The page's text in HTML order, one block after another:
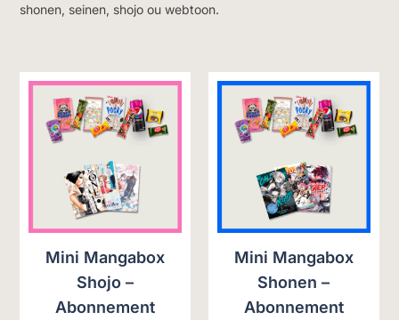
shonen, seinen, shojo ou webtoon.
Mini Mangabox
Shojo –
Abonnement
Mini Mangabox
Shonen –
Abonnement